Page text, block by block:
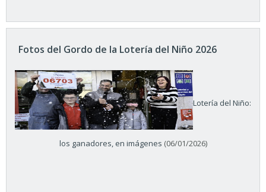
Fotos del Gordo de la Lotería del Niño 2026
Lotería del Niño:
los ganadores, en imágenes (06/01/2026)